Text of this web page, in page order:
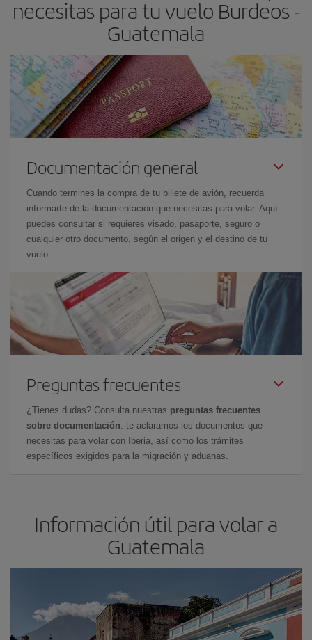
necesitas para tu vuelo Burdeos -
Guatemala
Documentación general
Cuando termines la compra de tu billete de avión, recuerda
informarte de la documentación que necesitas para volar. Aquí
puedes consultar si requieres visado, pasaporte, seguro o
cualquier otro documento, según el origen y el destino de tu
vuelo.
Preguntas frecuentes
¿Tienes dudas? Consulta nuestras preguntas frecuentes
sobre documentación: te aclaramos los documentos que
necesitas para volar con Iberia, así como los trámites
específicos exigidos para la migración y aduanas.
Información útil para volar a
Guatemala